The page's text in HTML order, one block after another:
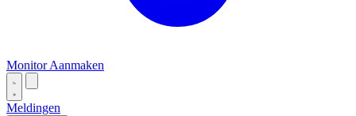
Monitor Aanmaken
Meldingen